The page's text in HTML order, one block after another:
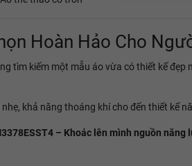
Hoàn Hảo Cho
tìm kiếm một mẫu áo vừa có thiết kế
nhẹ, khả năng thoáng khí cho đến thiết kế
– Khoác lên mình nguồn